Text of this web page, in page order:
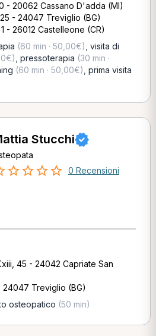
- 20062 Cassano D'adda (MI)
- 24047 Treviglio (BG)
- 26012 Castelleone (CR)
(60 min · 50,00€) visita di
pressoterapia (30 min ·
(60 min · 50,00€) prima visita
Stucchi
0 Recensioni
45 - 24042 Capriate San
Treviglio (BG)
osteopatico (50 min)